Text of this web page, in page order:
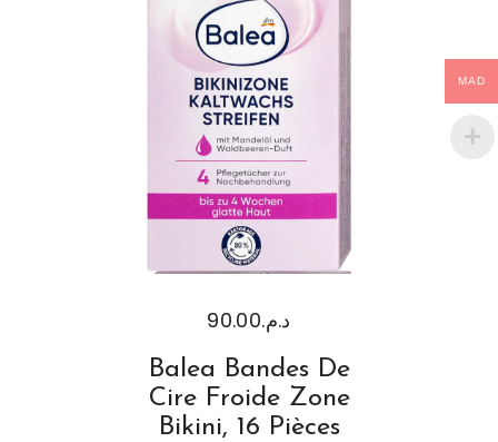
د.م.90.00
Balea Bandes De
Cire Froide Zone
Bikini, 16 Pièces
MAD